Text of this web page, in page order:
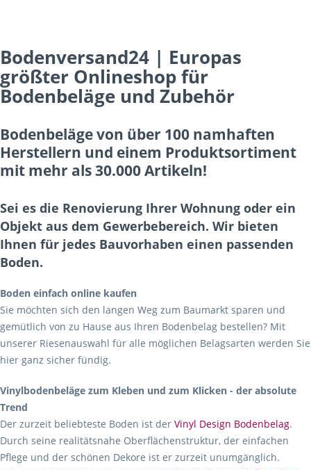
Bodenversand24 | Europas
größter Onlineshop für
Bodenbeläge und Zubehör
Bodenbeläge von über 100 namhaften
Herstellern und einem Produktsortiment
mit mehr als 30.000 Artikeln!
Sei es die Renovierung Ihrer Wohnung oder ein
Objekt aus dem Gewerbebereich. Wir bieten
Ihnen für jedes Bauvorhaben einen passenden
Boden.
Boden einfach online kaufen
Sie möchten sich den langen Weg zum Baumarkt sparen und
gemütlich von zu Hause aus Ihren Bodenbelag bestellen? Mit
unserer Riesenauswahl für alle möglichen Belagsarten werden Sie
hier ganz sicher fündig.
Vinylbodenbeläge zum Kleben und zum Klicken - der absolute
Trend
Der zurzeit beliebteste Boden ist der Vinyl Design Bodenbelag.
Durch seine realitätsnahe Oberflächenstruktur, der einfachen
Pflege und der schönen Dekore ist er zurzeit unumgänglich.